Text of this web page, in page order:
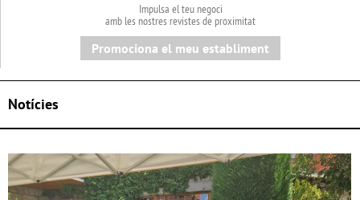
Impulsa el teu negoci
amb les nostres revistes de proximitat
Promociona el meu establiment
Notícies